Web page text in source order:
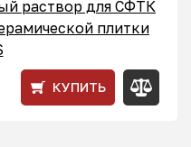
раствор для СФТК
плитки
КУПИТЬ